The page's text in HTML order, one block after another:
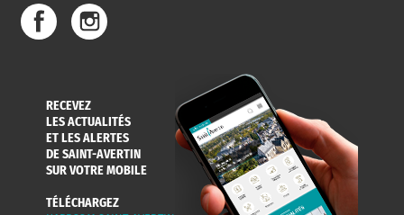
RECEVEZ
LES ACTUALITÉS
ET LES ALERTES
DE SAINT-AVERTIN
SUR VOTRE MOBILE
TÉLÉCHARGEZ